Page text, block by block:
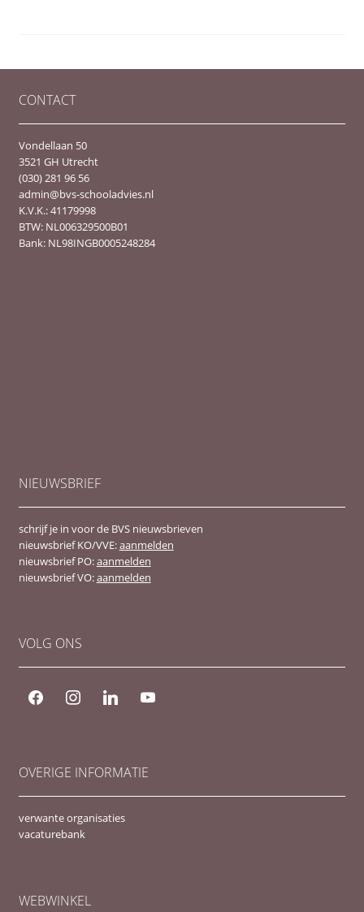
CONTACT
Vondellaan 50
3521 GH Utrecht
(030) 281 96 56
admin@bvs-schooladvies.nl
K.V.K.: 41179998
BTW: NL006329500B01
Bank: NL98INGB0005248284
NIEUWSBRIEF
schrijf je in voor de BVS nieuwsbrieven
nieuwsbrief KO/VVE:aanmelden
nieuwsbrief PO:aanmelden
nieuwsbrief VO:aanmelden
VOLG ONS
OVERIGE INFORMATIE
verwante organisaties
vacaturebank
WEBWINKEL